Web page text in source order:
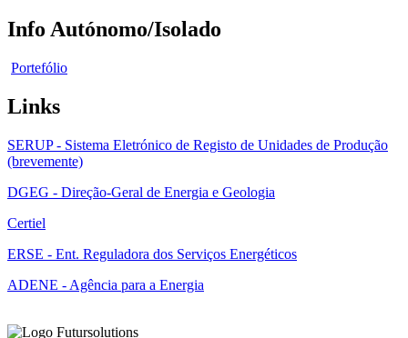
Info Autónomo/Isolado
Portefólio
Links
SERUP - Sistema Eletrónico de Registo de Unidades de Produção
(brevemente)
DGEG - Direção-Geral de Energia e Geologia
Certiel
ERSE - Ent. Reguladora dos Serviços Energéticos
ADENE - Agência para a Energia